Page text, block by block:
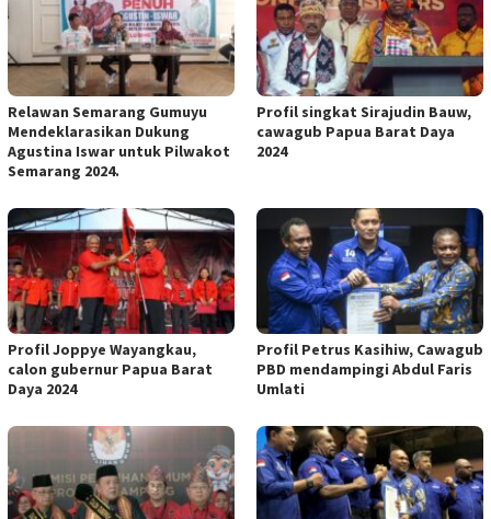
Relawan Semarang Gumuyu
Mendeklarasikan Dukung
Agustina Iswar untuk Pilwakot
Semarang 2024.
Profil singkat Sirajudin Bauw,
cawagub Papua Barat Daya
2024
Profil Joppye Wayangkau,
calon gubernur Papua Barat
Daya 2024
Profil Petrus Kasihiw, Cawagub
PBD mendampingi Abdul Faris
Umlati